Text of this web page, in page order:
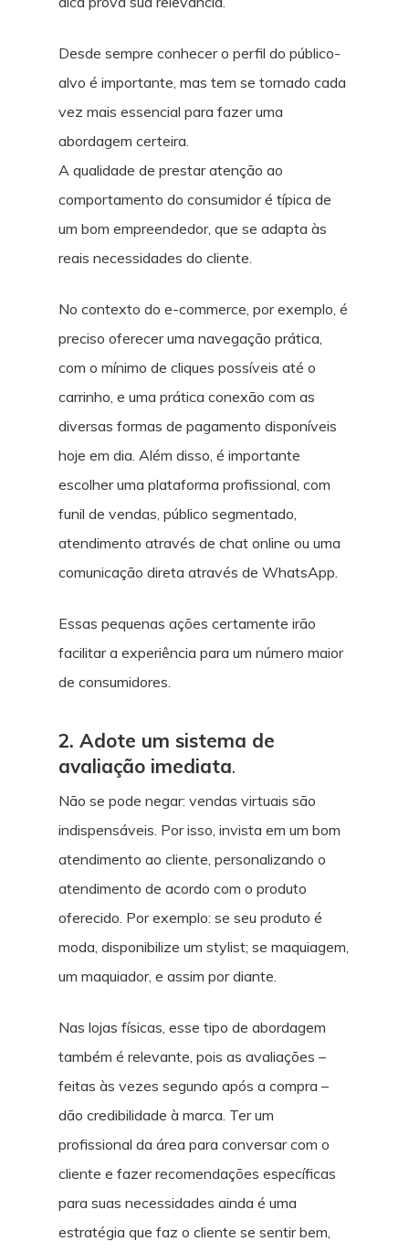
Desde sempre conhecer o perfil do público-
alvo é importante, mas tem se tornado cada
vez mais essencial para fazer uma
abordagem certeira.
A qualidade de prestar atenção ao
comportamento do consumidor é típica de
um bom empreendedor, que se adapta às
reais necessidades do cliente.
No contexto do e-commerce, por exemplo, é
preciso oferecer uma navegação prática,
com o mínimo de cliques possíveis até o
carrinho, e uma prática conexão com as
diversas formas de pagamento disponíveis
hoje em dia. Além disso, é importante
escolher uma plataforma profissional, com
funil de vendas, público segmentado,
atendimento através de chat online ou uma
comunicação direta através de WhatsApp.
Essas pequenas ações certamente irão
facilitar a experiência para um número maior
de consumidores.
2. Adote um sistema de
avaliação imediata.
Não se pode negar: vendas virtuais são
indispensáveis. Por isso, invista em um bom
atendimento ao cliente, personalizando o
atendimento de acordo com o produto
oferecido. Por exemplo: se seu produto é
moda, disponibilize um stylist; se maquiagem,
um maquiador, e assim por diante.
Nas lojas físicas, esse tipo de abordagem
também é relevante, pois as avaliações –
feitas às vezes segundo após a compra –
dão credibilidade à marca. Ter um
profissional da área para conversar com o
cliente e fazer recomendações específicas
para suas necessidades ainda é uma
estratégia que faz o cliente se sentir bem,